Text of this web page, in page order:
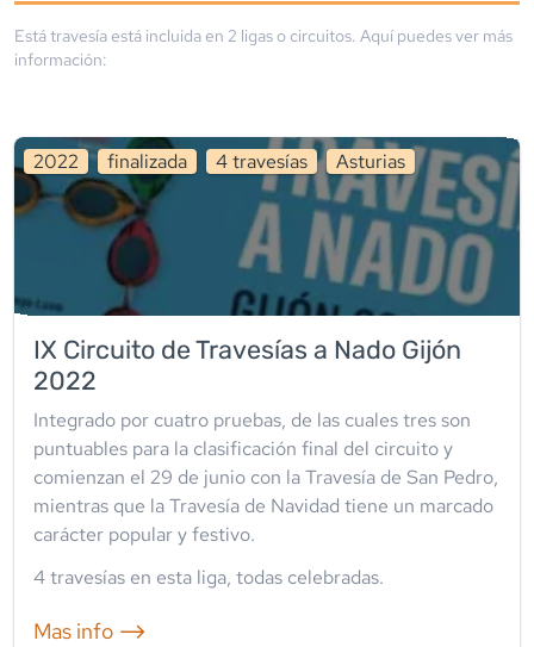
Está travesía está incluida en 2 ligas o circuitos. Aquí puedes ver más
información:
2022 finalizada 4travesías Asturias
IX Circuito de Travesías a Nado Gijón
2022
Integrado por cuatro pruebas, de las cuales tres son
puntuables para la clasificación final del circuito y
comienzan el 29 de junio con la Travesía de San Pedro,
mientras que la Travesía de Navidad tiene un marcado
carácter popular y festivo.
4travesías en esta liga, todas celebradas.
Mas info ⟶